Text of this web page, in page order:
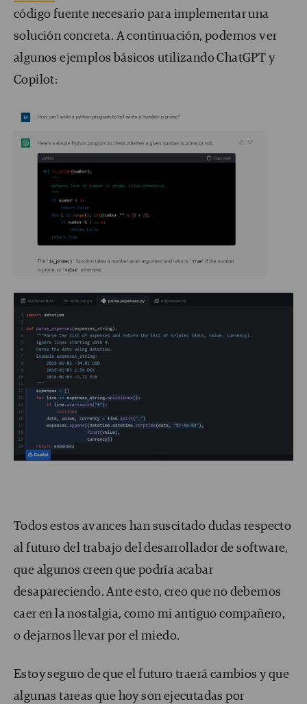
código fuente necesario para implementar una
solución concreta. A continuación, podemos ver
algunos ejemplos básicos utilizando ChatGPT y
Copilot:
Todos estos avances han suscitado dudas respecto
al futuro del trabajo del desarrollador de software,
que algunos creen que podría acabar
desapareciendo. Ante esto, creo que no debemos
caer en la nostalgia, como mi antiguo compañero,
o dejarnos llevar por el miedo.
Estoy seguro de que el futuro traerá cambios y que
algunas tareas que hoy son ejecutadas por